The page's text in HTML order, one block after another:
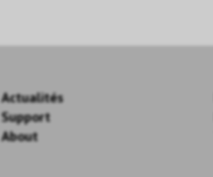
Actualités
Support
About